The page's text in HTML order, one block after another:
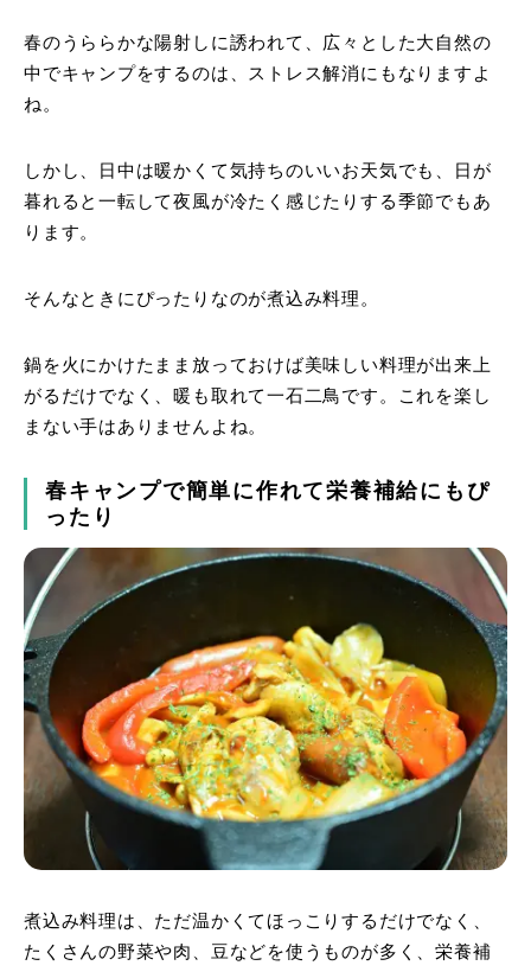
春のうららかな陽射しに誘われて、広々とした大自然の
中でキャンプをするのは、ストレス解消にもなりますよ
ね。
しかし、日中は暖かくて気持ちのいいお天気でも、日が
暮れると一転して夜風が冷たく感じたりする季節でもあ
ります。
そんなときにぴったりなのが煮込み料理。
鍋を火にかけたまま放っておけば美味しい料理が出来上
がるだけでなく、暖も取れて一石二鳥です。これを楽し
まない手はありませんよね。
春キャンプで簡単に作れて栄養補給にもぴ
ったり
煮込み料理は、ただ温かくてほっこりするだけでなく、
たくさんの野菜や肉、豆などを使うものが多く、栄養補